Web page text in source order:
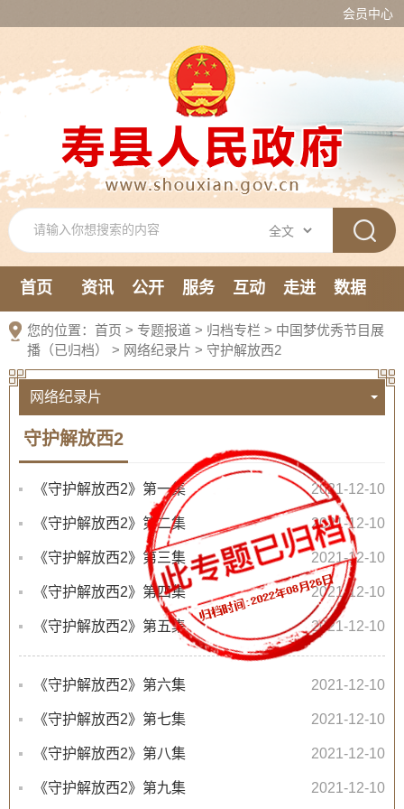
会员中心
首页 资讯 公开 服务 互动 走进
数据
新媒体
您的位置： 首页 > 专题报道 > 归档专栏 > 中国梦优秀节目展
播（已归档）
> 网络纪录片 > 守护解放西2
网络纪录片
守护解放西2
《守护解放西2》第一集 2021-12-10
《守护解放西2》第二集 2021-12-10
《守护解放西2》第三集 2021-12-10
《守护解放西2》第四集 2021-12-10
《守护解放西2》第五集 2021-12-10
《守护解放西2》第六集 2021-12-10
《守护解放西2》第七集 2021-12-10
《守护解放西2》第八集 2021-12-10
《守护解放西2》第九集 2021-12-10